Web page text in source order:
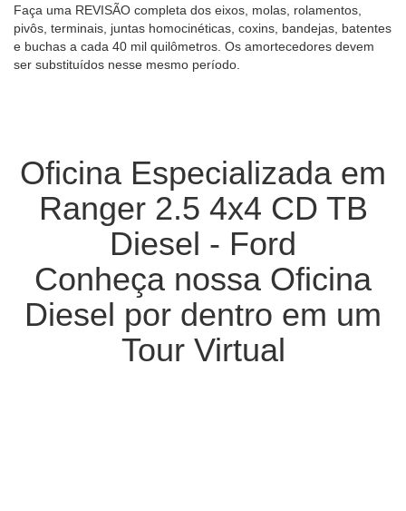
Faça uma REVISÃO completa dos eixos, molas, rolamentos,
pivôs, terminais, juntas homocinéticas, coxins, bandejas, batentes
e buchas a cada 40 mil quilômetros. Os amortecedores devem
ser substituídos nesse mesmo período.
Oficina Especializada em
Ranger 2.5 4x4 CD TB
Diesel - Ford
Conheça nossa Oficina
Diesel por dentro em um
Tour Virtual